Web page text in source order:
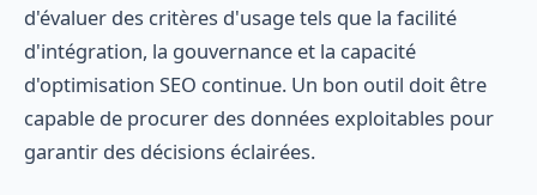
d'évaluer des critères d'usage tels que la facilité
d'intégration, la gouvernance et la capacité
d'optimisation SEO continue. Un bon outil doit être
capable de procurer des données exploitables pour
garantir des décisions éclairées.